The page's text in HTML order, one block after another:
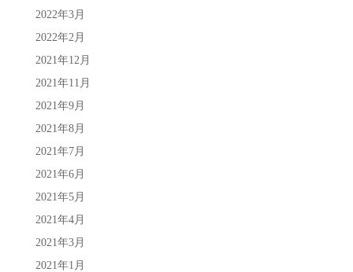
2022年3月
2022年2月
2021年12月
2021年11月
2021年9月
2021年8月
2021年7月
2021年6月
2021年5月
2021年4月
2021年3月
2021年1月